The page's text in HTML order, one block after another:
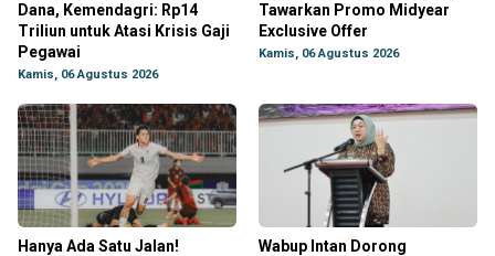
Dana, Kemendagri: Rp14
Triliun untuk Atasi Krisis Gaji
Pegawai
Kamis, 06 Agustus 2026
Tawarkan Promo Midyear
Exclusive Offer
Kamis, 06 Agustus 2026
Hanya Ada Satu Jalan!
Wabup Intan Dorong